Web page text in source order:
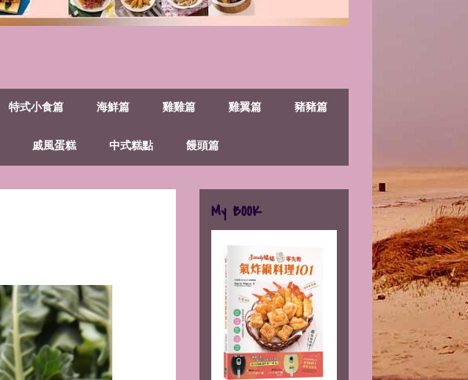
特式小食篇 海鮮篇 雞雞篇 雞翼篇 豬豬篇
戚風蛋糕 中式糕點 饅頭篇
My BOOK